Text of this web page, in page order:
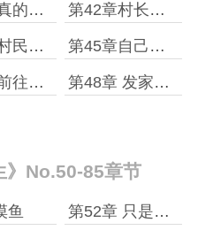
第41章 真的不缺钱 第42章村长出面
第44章 村民的热情 第45章自己打脸
第47章 前往太源 第48章 发家才能致富
》No.50-85章节
鱼 第52章 只是磷火